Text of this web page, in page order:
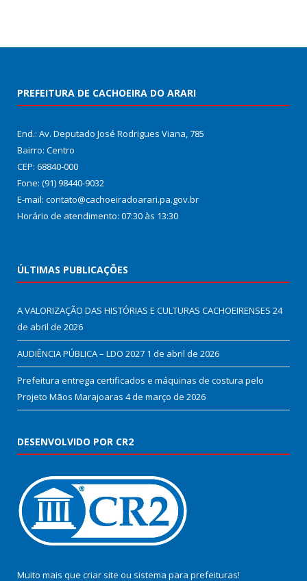
PREFEITURA DE CACHOEIRA DO ARARI
End.: Av. Deputado José Rodrigues Viana, 785
Bairro: Centro
CEP: 68840-000
Fone: (91) 98440-9032
E-mail: contato@cachoeiradoarari.pa.gov.br
Horário de atendimento: 07:30 às 13:30
ÚLTIMAS PUBLICAÇÕES
A VALORIZAÇÃO DAS HISTÓRIAS E CULTURAS CACHOEIRENSES 24
de abril de 2026
AUDIÊNCIA PÚBLICA – LDO 2027 1 de abril de 2026
Prefeitura entrega certificados e máquinas de costura pelo
Projeto Mãos Marajoaras 4 de março de 2026
DESENVOLVIDO POR CR2
Muito mais que criar site ou sistema para prefeituras!